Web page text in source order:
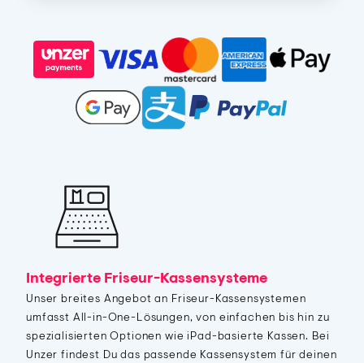
Integrierte Friseur-Kassensysteme
Unser breites Angebot an Friseur-Kassensystemen
umfasst All-in-One-Lösungen, von einfachen bis hin zu
spezialisierten Optionen wie iPad-basierte Kassen. Bei
Unzer findest Du das passende Kassensystem für deinen